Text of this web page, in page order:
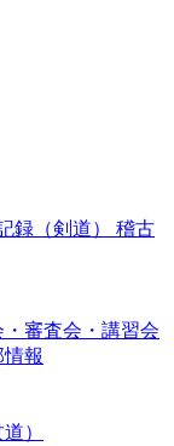
録（剣道） 稽古
審査会・講習会
報
）